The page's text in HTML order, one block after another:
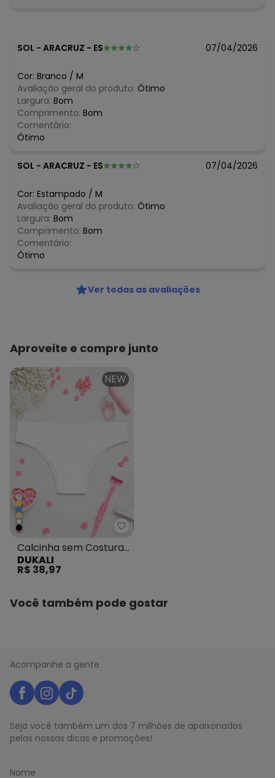
SOL - ARACRUZ - ES 07/04/2026
Cor: Branco / M
Avaliação geral do produto: Ótimo
Largura: Bom
Comprimento: Bom
Comentário:
Ótimo
SOL - ARACRUZ - ES 07/04/2026
Cor: Estampado / M
Avaliação geral do produto: Ótimo
Largura: Bom
Comprimento: Bom
Comentário:
Ótimo
Ver todas as avaliações
Aproveite e compre junto
NEW
+
Dukali - Calcinha sem Costura
Calcinha sem Costura
Cintura Alta Tanga
Branco
DUKALI
R$ 38,97
Você também pode gostar
Acompanhe a gente
Seja você também um dos 7 milhões de apaixonados
pelas nossas dicas e promoções!
Nome